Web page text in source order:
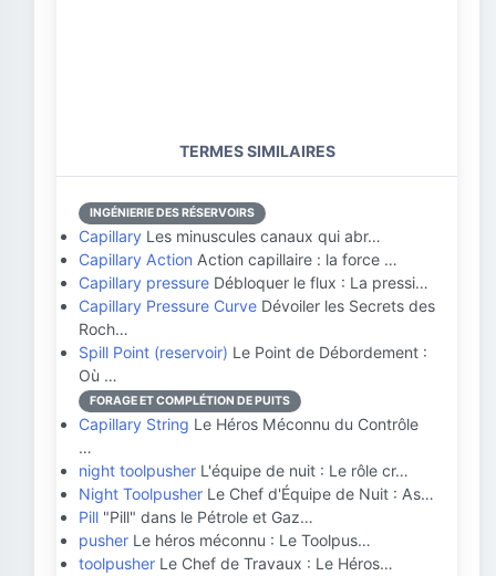
TERMES SIMILAIRES
INGÉNIERIE DES RÉSERVOIRS
Capillary Les minuscules canaux qui abr…
Capillary Action Action capillaire : la force …
Capillary pressure Débloquer le flux : La pressi…
Capillary Pressure Curve Dévoiler les Secrets des
Roch…
Spill Point (reservoir) Le Point de Débordement :
Où …
FORAGE ET COMPLÉTION DE PUITS
Capillary String Le Héros Méconnu du Contrôle
…
night toolpusher L'équipe de nuit : Le rôle cr…
Night Toolpusher Le Chef d'Équipe de Nuit : As…
Pill "Pill" dans le Pétrole et Gaz…
pusher Le héros méconnu : Le Toolpus…
toolpusher Le Chef de Travaux : Le Héros…